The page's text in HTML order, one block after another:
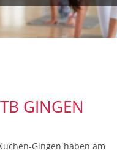
GINGEN
Gingen haben am